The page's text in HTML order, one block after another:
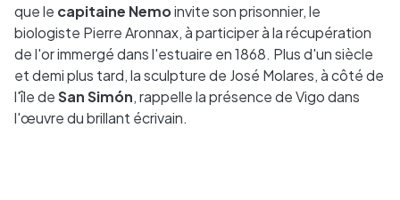
que le capitaine Nemoinvite son prisonnier, le
biologiste Pierre Aronnax, à participer à la récupération
de l'or immergé dans l'estuaire en 1868. Plus d'un siècle
et demi plus tard, la sculpture de José Molares, à côté de
l'île deSan Simón, rappelle la présence de Vigo dans
l'œuvre du brillant écrivain.